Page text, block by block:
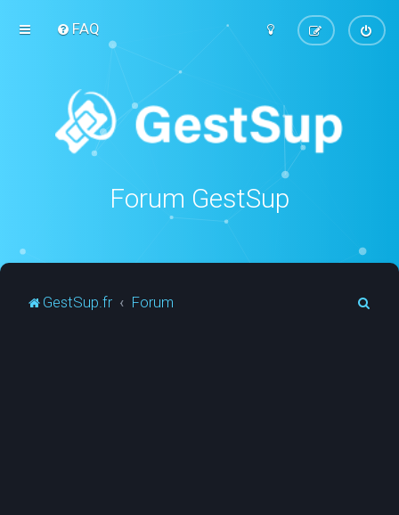
FAQ
Forum GestSup
GestSup.fr Forum